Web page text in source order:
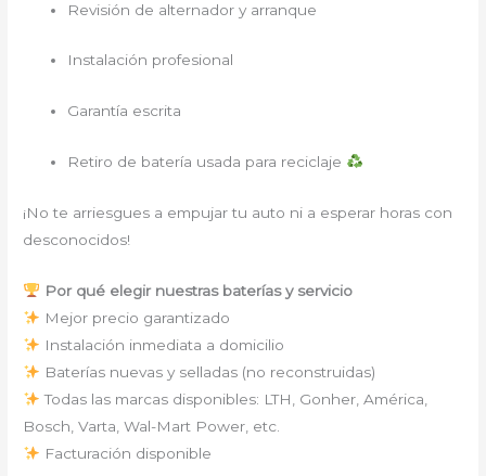
Revisión de alternador y arranque
Instalación profesional
Garantía escrita
Retiro de batería usada para reciclaje
¡No te arriesgues a empujar tu auto ni a esperar horas con
desconocidos!
Por qué elegir nuestras baterías y servicio
Mejor precio garantizado
Instalación inmediata a domicilio
Baterías nuevas y selladas (no reconstruidas)
Todas las marcas disponibles: LTH, Gonher, América,
Bosch, Varta, Wal-Mart Power, etc.
Facturación disponible